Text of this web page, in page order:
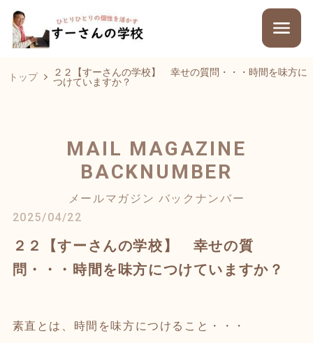
トップ
２２【すーさんの学校】 幸せの質問・・・時間を味方に
つけていますか？
MAIL MAGAZINE
BACKNUMBER
メールマガジン バックナンバー
2025/04/22
２２【すーさんの学校】 幸せの質
問・・・時間を味方につけていますか？
素直とは、時間を味方につけること・・・